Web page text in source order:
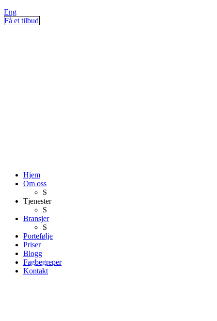
Eng
Få et tilbud
Hjem
Om oss
S
Tjenester
S
Bransjer
S
Portefølje
Priser
Blogg
Fagbegreper
Kontakt